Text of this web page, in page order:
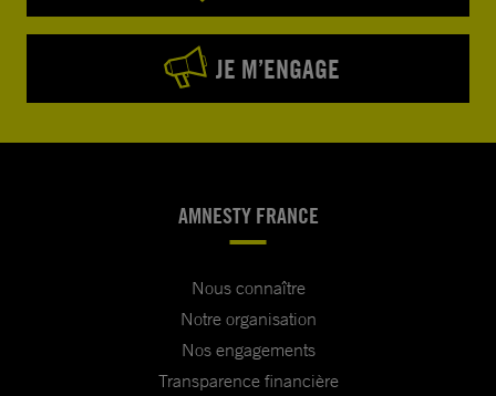
JE M’ENGAGE
AMNESTY FRANCE
Nous connaître
Notre organisation
Nos engagements
Transparence financière